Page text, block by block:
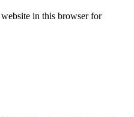
in this browser for